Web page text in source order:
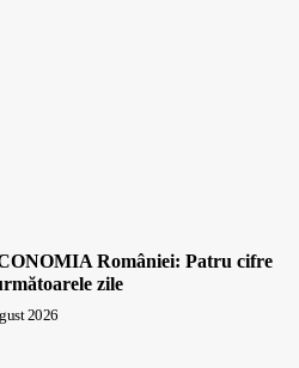
României: Patru cifre
zile
2026